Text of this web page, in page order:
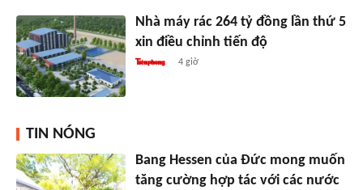
Nhà máy rác 264 tỷ đồng lần thứ 5
xin điều chỉnh tiến độ
4 giờ
TIN NÓNG
Bang Hessen của Đức mong muốn
tăng cường hợp tác với các nước